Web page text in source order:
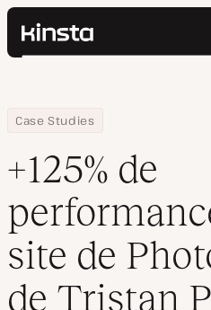
Kinsta®
Prix
Contact
Rechercher
Home
Entreprise
Case Studies
+125% de performances pour
+125% de
site de
de Tristan